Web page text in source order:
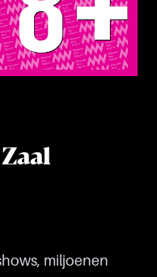
miljoenen